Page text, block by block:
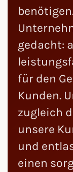
gedacht:
für den
Kunden.
zugleich
unsere
und
einen